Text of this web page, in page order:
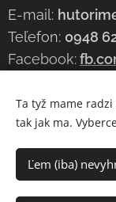
E-mail:
Teľefon: 0948
Facebook:
(c) 2023
Ta tyž mame
tak jak ma.
Ľem (iba)